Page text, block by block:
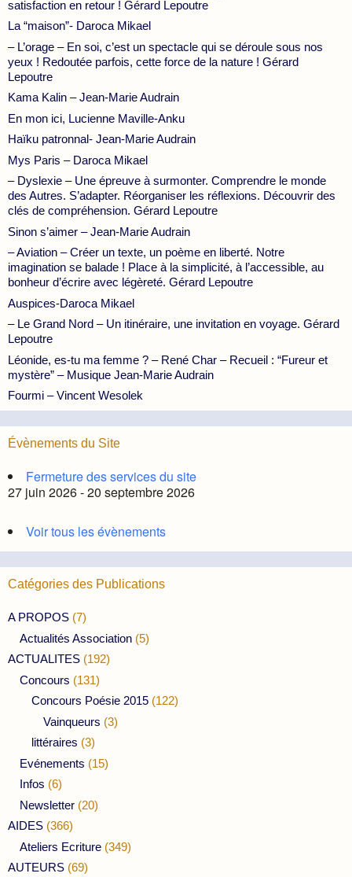
satisfaction en retour ! Gérard Lepoutre
La “maison”- Daroca Mikael
– L’orage – En soi, c’est un spectacle qui se déroule sous nos
yeux ! Redoutée parfois, cette force de la nature ! Gérard
Lepoutre
Kama Kalin – Jean-Marie Audrain
En mon ici, Lucienne Maville-Anku
Haïku patronnal- Jean-Marie Audrain
Mys Paris – Daroca Mikael
– Dyslexie – Une épreuve à surmonter. Comprendre le monde
des Autres. S’adapter. Réorganiser les réflexions. Découvrir des
clés de compréhension. Gérard Lepoutre
Sinon s’aimer – Jean-Marie Audrain
– Aviation – Créer un texte, un poème en liberté. Notre
imagination se balade ! Place à la simplicité, à l’accessible, au
bonheur d’écrire avec légèreté. Gérard Lepoutre
Auspices-Daroca Mikael
– Le Grand Nord – Un itinéraire, une invitation en voyage. Gérard
Lepoutre
Léonide, es-tu ma femme ? – René Char – Recueil : “Fureur et
mystère” – Musique Jean-Marie Audrain
Fourmi – Vincent Wesolek
Évènements du Site
Fermeture des services du site
27 juin 2026 - 20 septembre 2026
Voir tous les évènements
Catégories des Publications
A PROPOS (7)
Actualités Association (5)
ACTUALITES (192)
Concours (131)
Concours Poésie 2015 (122)
Vainqueurs (3)
littéraires (3)
Evénements (15)
Infos (6)
Newsletter (20)
AIDES (366)
Ateliers Ecriture (349)
AUTEURS (69)